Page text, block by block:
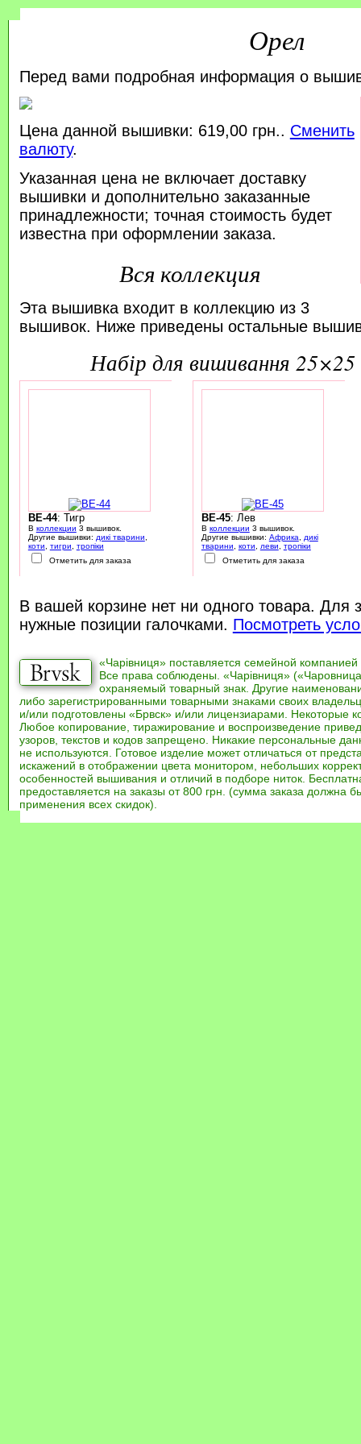
Орел
Перед вами подробная информация о
Цена данной вышивки: 619,00 грн.. Сменить
валюту.
Указанная цена не включает доставку
вышивки и дополнительно заказанные
принадлежности; точная стоимость будет
известна при оформлении заказа.
Вся коллекция
Эта вышивка входит в коллекцию из 3
вышивок. Ниже приведены остальные
набір для вишивання 25×25
BE-44: Тигр
В коллекции 3 вышивок.
Другие вышивки: дикі тварини
коти
тигри
тропіки
Отметить для заказа
BE-45: Лев
В коллекции 3 вышивок.
Другие вышивки: Африка
дикі
тварини
коти леви
тропіки
Отметить для заказа
В вашей корзине нет ни одного товара. Для
нужные позиции галочками. Посмотреть
«Чарівниця» поставляется семейной компанией
Все права соблюдены. «Чарівниця»
охраняемый товарный знак. Другие
либо зарегистрированными товарными знаками своих
и/или подготовлены «Брвск» и/или лицензиарами. Некоторые
Любое копирование, тиражирование и воспроизведение
узоров, текстов и кодов запрещено. Никакие персональные
не используются. Готовое изделие может отличаться от
искажений в отображении цвета монитором, небольших
особенностей вышивания и отличий в подборе ниток.
предоставляется на заказы от 800 грн. (сумма заказа должна
применения всех скидок).